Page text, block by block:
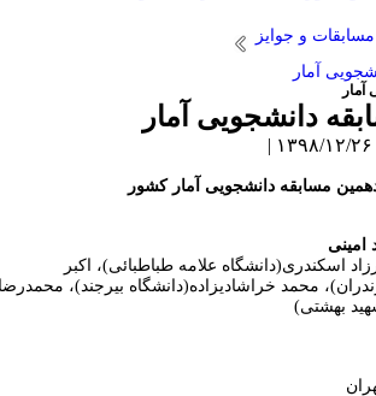
و جوایز
آمار
دانشجویی آمار
مسابقه دانشجویی آمار کشور
اسکندری(دانشگاه علامه طباطبائی)، اکبر
محمد خراشادیزاده(دانشگاه بیرجند)، محمدرضا
بهشتی)